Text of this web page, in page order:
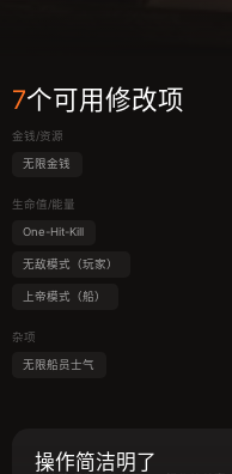
7个可用修改项
金钱/资源
无限金钱
生命值/能量
One-Hit-Kill
无敌模式（玩家）
上帝模式（船）
杂项
无限船员士气
操作简洁明了